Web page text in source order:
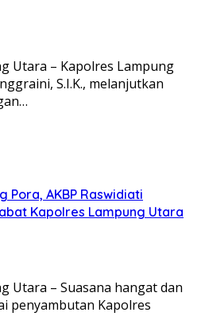
Utara – Kapolres Lampung
S.I.K., melanjutkan
Pora, AKBP Raswidiati
Kapolres Lampung Utara
Utara – Suasana hangat dan
penyambutan Kapolres